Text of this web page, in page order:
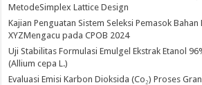
MetodeSimplex Lattice Design
Kajian Penguatan Sistem Seleksi Pemasok Bahan
XYZMengacu pada CPOB 2024
Uji Stabilitas Formulasi Emulgel Ekstrak Etanol
(Allium cepa L.)
Evaluasi Emisi Karbon Dioksida (Co₂) Proses